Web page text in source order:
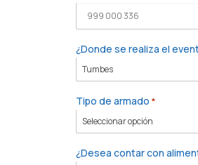
¿Donde se realiza el
Tipo de armado *
¿Desea contar con